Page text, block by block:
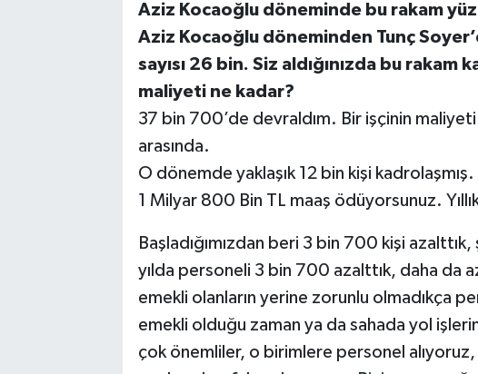
Aziz Kocaoğlu döneminde bu rakam
Aziz Kocaoğlu döneminden Tunç
sayısı 26 bin. Siz aldığınızda bu rakam
maliyeti ne kadar?
37 bin 700’de devraldım. Bir işçinin
arasında.
O dönemde yaklaşık 12 bin kişi
1 Milyar 800 Bin TL maaş ödüyorsunuz.
Başladığımızdan beri 3 bin 700 kişi
yılda personeli 3 bin 700 azalttık, daha da
emekli olanların yerine zorunlu olmadıkça
emekli olduğu zaman ya da sahada yol
çok önemliler, o birimlere personel